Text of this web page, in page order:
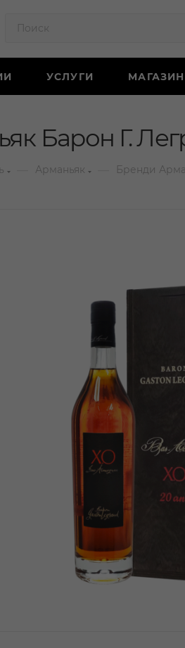
УСЛУГИ
Барон Г.
Арманьяк Бренди